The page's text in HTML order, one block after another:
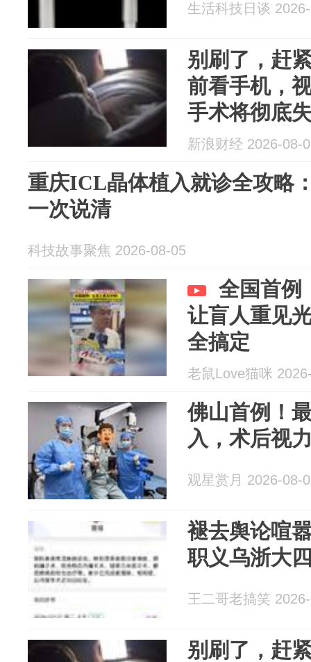
生活科技日谈
别刷了，赶
前看手机，
手术将彻底
新浪财经 2026-08-
重庆ICL晶体植入就诊全攻略
一次说清
科技故事聚焦 2026-08-05
全国首例
让盲人重见
全搞定
老鼠Love猫咪
佛山首例！
入，术后视
观星赏月 2026-08-
褪去舆论喧
职义乌浙大
王二哥老搞笑
别刷了，赶